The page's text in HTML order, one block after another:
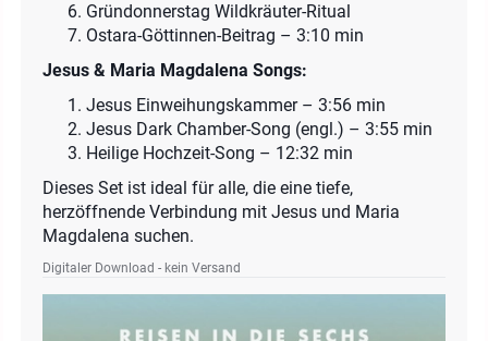
Gründonnerstag Wildkräuter-Ritual
Ostara-Göttinnen-Beitrag – 3:10 min
Jesus & Maria Magdalena Songs:
Jesus Einweihungskammer – 3:56 min
Jesus Dark Chamber-Song (engl.) – 3:55 min
Heilige Hochzeit-Song – 12:32 min
Dieses Set ist ideal für alle, die eine tiefe,
herzöffnende Verbindung mit Jesus und Maria
Magdalena suchen.
Digitaler Download - kein Versand